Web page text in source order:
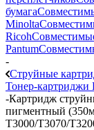
бумага
Minolta
Ricoh
Pantum
-
Струйные
Тонер-картриджи
-Картридж
пигментный
T3000/T3070/